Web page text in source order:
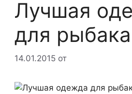
Лучшая
для рыбака
14.01.2015 от